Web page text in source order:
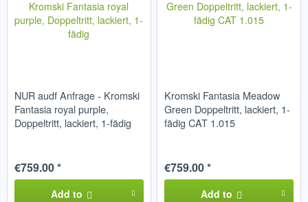
NUR audf Anfrage - Kromski
Fantasia royal purple,
Doppeltritt, lackiert, 1-fädig
€759.00 *
Add to
Kromski Fantasia Meadow
Green Doppeltritt, lackiert, 1-
fädig CAT 1.015
€759.00 *
Add to